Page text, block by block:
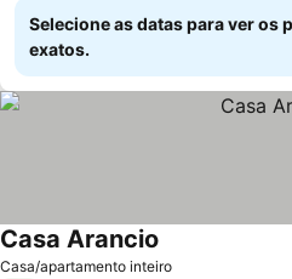
Selecione as datas para ver os
exatos.
Casa/apartamento inteiro
Casa Arancio